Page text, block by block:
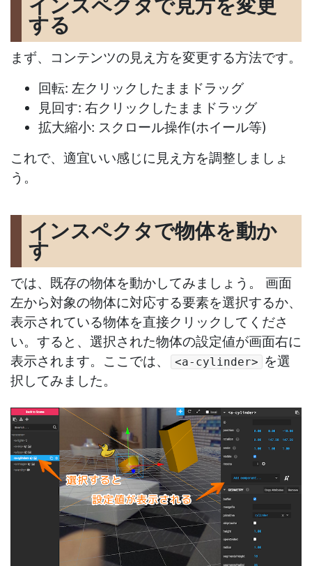
インスペクタで見方を変更
する
まず、コンテンツの見え方を変更する方法です。
回転: 左クリックしたままドラッグ
見回す: 右クリックしたままドラッグ
拡大縮小: スクロール操作(ホイール等)
これで、適宜いい感じに見え方を調整しましょ
う。
インスペクタで物体を動か
す
では、既存の物体を動かしてみましょう。 画面
左から対象の物体に対応する要素を選択するか、
表示されている物体を直接クリックしてくださ
い。すると、選択された物体の設定値が画面右に
表示されます。ここでは、
<a-cylinder> を選
択してみました。